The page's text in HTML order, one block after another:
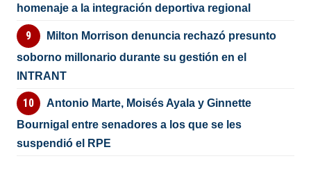
homenaje a la integración deportiva regional
Milton Morrison denuncia rechazó presunto
soborno millonario durante su gestión en el
INTRANT
Antonio Marte, Moisés Ayala y Ginnette
Bournigal entre senadores a los que se les
suspendió el RPE